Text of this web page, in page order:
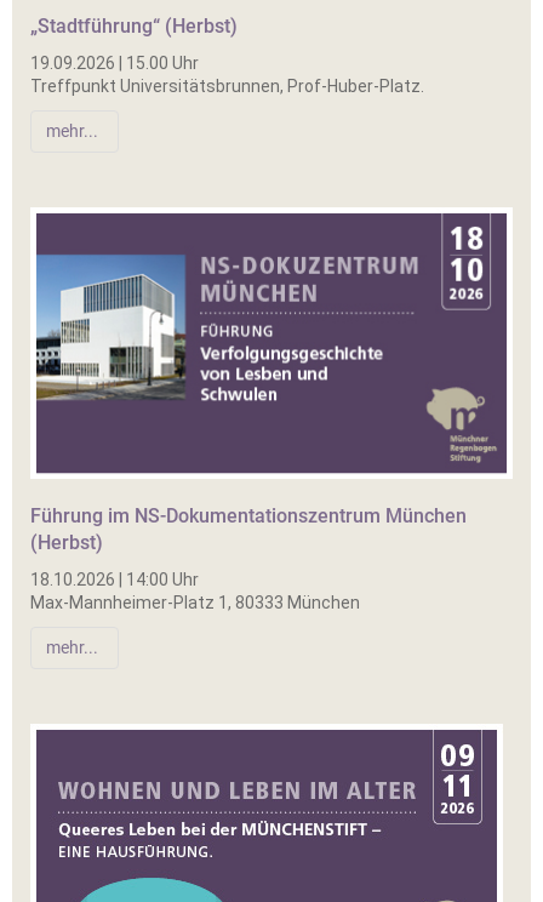
„Stadtführung“ (Herbst)
19.09.2026 | 15.00 Uhr
Treffpunkt Universitätsbrunnen, Prof-Huber-Platz.
mehr...
Führung im NS-Dokumentationszentrum München
(Herbst)
18.10.2026 | 14:00 Uhr
Max-Mannheimer-Platz 1, 80333 München
mehr...